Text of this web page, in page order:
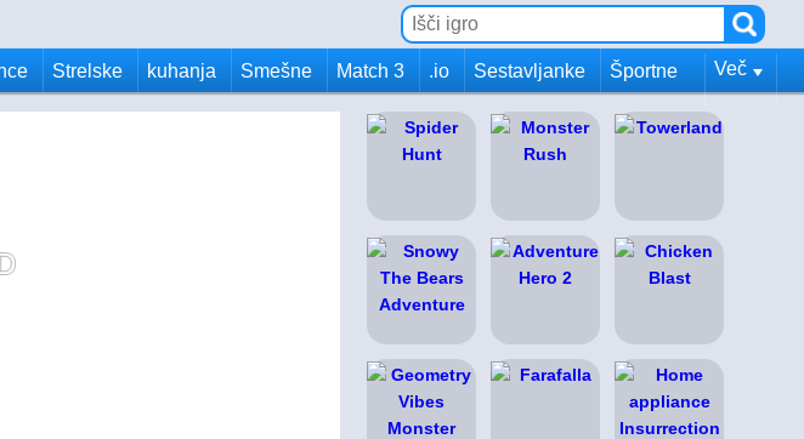
Strelske kuhanja Smešne Match 3 .io Sestavljanke Športne Več